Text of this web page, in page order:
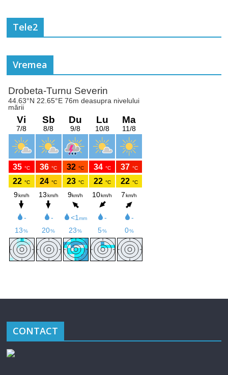
Tele2
Vremea
CONTACT